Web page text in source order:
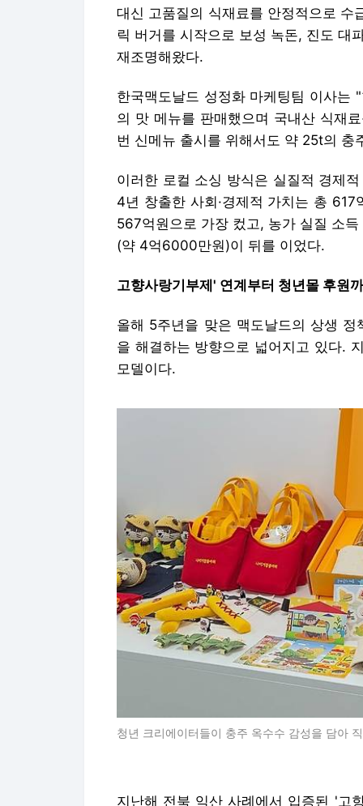
대신 고품질의 식재료를 안정적으로
릭 버거를 시작으로 보성 녹돈, 진도 대
재조명해왔다.
한국맥도날드 성정화 마케팅팀 이사는
의 맛 메뉴를 판매했으며 국내산 식재
번 신메뉴 출시를 위해서도 약 25t의 충
이러한 로컬 소싱 방식은 실질적 경제
4년 창출한 사회·경제적 가치는 총
567억원으로 가장 컸고, 농가 실질 소
(약 4억6000만원)이 뒤를 이었다.
고향사랑기부제' 연계부터 청년몰 후원
올해 5주년을 맞은 맥도날드의 상생
을 해결하는 방향으로 넓어지고 있다.
모델이다.
청년 크리에이터들이 충주 옥수수 감성을 담아
지난해 전북 익산 사례에서 입증된 '고